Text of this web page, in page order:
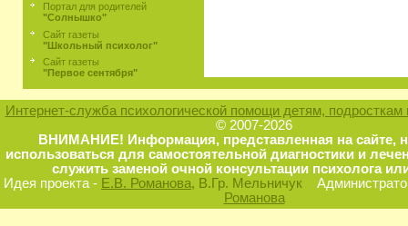
Портал для родителей
"Солнышко"
Сайт газеты
"Школьный психолог"
Сайт газеты
"Первое сентября"
Интернет-служба психологической помощи детям, подросткам
© 2007-2026
ВНИМАНИЕ! Информация, представленная на сайте,
использоваться для самостоятельной диагностики и
служить заменой очной консультации психолога
Идея проекта - Е.В. Романова, В.Гр. Мельничук
Романова